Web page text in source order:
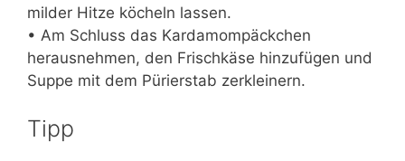
milder Hitze köcheln lassen.
• Am Schluss das Kardamompäckchen
herausnehmen, den Frischkäse hinzufügen und
Suppe mit dem Pürierstab zerkleinern.
Tipp